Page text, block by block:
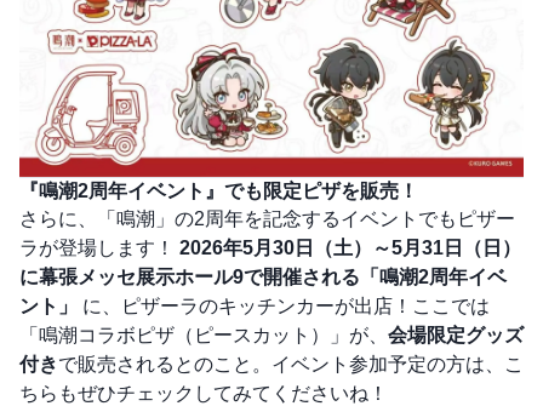
『鳴潮2周年イベント』でも限定ピザを販売！
さらに、「鳴潮」の2周年を記念するイベントでもピザー
ラが登場します！ 2026年5月30日（土）～5月31日（日）
に幕張メッセ展示ホール9で開催される「鳴潮2周年イベ
ント」
に、ピザーラのキッチンカーが出店！ここでは
「鳴潮コラボピザ（ピースカット）」が、 会場限定グッズ
付きで販売されるとのこと。イベント参加予定の方は、こ
ちらもぜひチェックしてみてくださいね！